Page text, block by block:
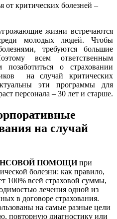
от критических болезней –
жизни встречаются
молодых людей. Чтобы
требуются большие
всем ответственным
позаботиться о страховании
на случай критических
эти программы для
персонала – 30 лет и старше.
на случай
ПОМОЩИпри
болезни: как правило,
100% всей страховой суммы,
лечения одной из
в договоре страхования.
на самые разные цели
повторную диагностику или